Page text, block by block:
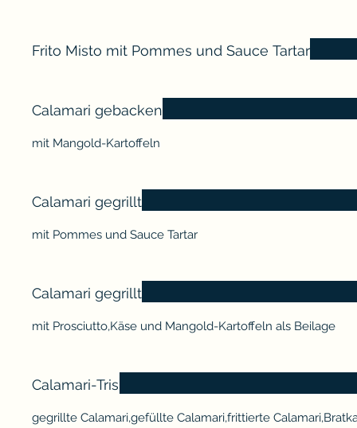
Frito Misto mit Pommes und Sauce Tartar
Calamari gebacken
mit Mangold-Kartoffeln
Calamari gegrillt
mit Pommes und Sauce Tartar
Calamari gegrillt
mit Prosciutto,Käse und Mangold-Kartoffeln als Beilage
Calamari-Tris
gegrillte Calamari,gefüllte Calamari,frittierte